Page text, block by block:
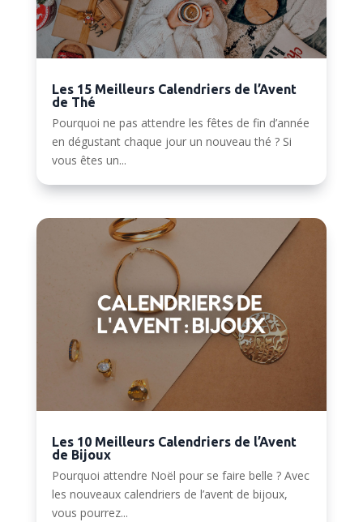
Les 15 Meilleurs Calendriers de l’Avent
de Thé
Pourquoi ne pas attendre les fêtes de fin d’année
en dégustant chaque jour un nouveau thé ? Si
vous êtes un...
Les 10 Meilleurs Calendriers de l’Avent
de Bijoux
Pourquoi attendre Noël pour se faire belle ? Avec
les nouveaux calendriers de l’avent de bijoux,
vous pourrez...